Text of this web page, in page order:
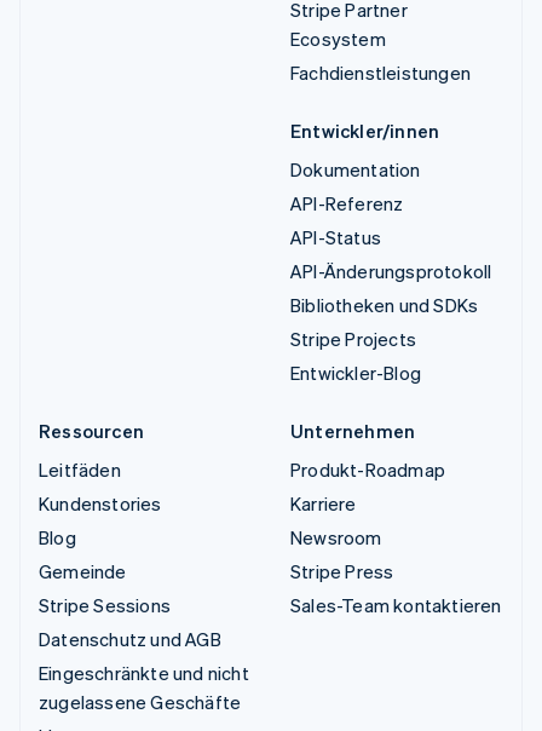
Stripe Partner
Ecosystem
Fachdienstleistungen
Entwickler/innen
Dokumentation
API-Referenz
API-Status
API-Änderungsprotokoll
Bibliotheken und SDKs
Stripe Projects
Entwickler-Blog
Ressourcen
Leitfäden
Kundenstories
Blog
Gemeinde
Stripe Sessions
Datenschutz und AGB
Eingeschränkte und nicht
zugelassene Geschäfte
Unternehmen
Produkt-Roadmap
Karriere
Newsroom
Stripe Press
Sales-Team kontaktieren